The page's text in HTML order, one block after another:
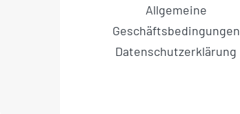
Allgemeine
Geschäftsbedingungen
Datenschutzerklärung